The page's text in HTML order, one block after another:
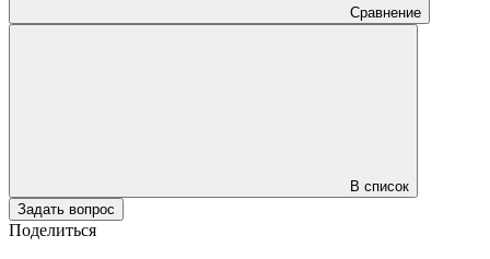
Сравнение
В список
Задать вопрос
Поделиться